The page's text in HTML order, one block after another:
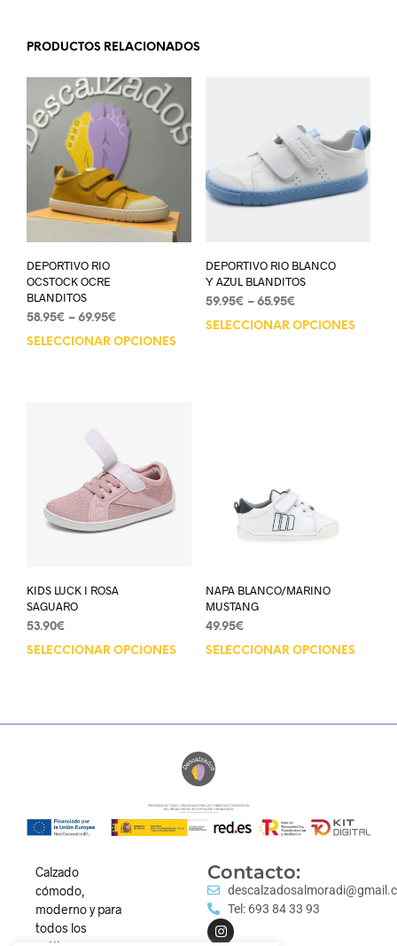
PRODUCTOS RELACIONADOS
DEPORTIVO RIO
OCSTOCK OCRE
BLANDITOS
58.95€ – 69.95€
SELECCIONAR OPCIONES
DEPORTIVO RIO BLANCO
Y AZUL BLANDITOS
59.95€ – 65.95€
SELECCIONAR OPCIONES
KIDS LUCK I ROSA
SAGUARO
53.90€
SELECCIONAR OPCIONES
NAPA BLANCO/MARINO
MUSTANG
49.95€
SELECCIONAR OPCIONES
Calzado
cómodo,
moderno y para
todos los
Contacto:
Tel: 693 84 33 93